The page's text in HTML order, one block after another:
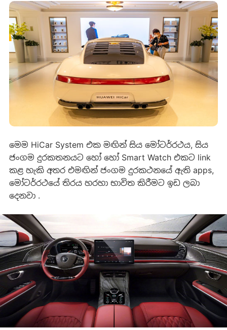
මෙම HiCar System එක මඟින් සිය මෝටර්රථය, සිය
ජංගම දුරකතනයට හෝ හෝ Smart Watch එකට link
කළ හැකි අතර එමඟින් ජංගම දුරකථනයේ ඇති apps,
මෝටර්රථයේ තිරය හරහා භාවිත කිරීමට ඉඩ ලබා
දෙනවා .